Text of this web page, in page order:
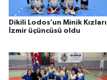
Dikili Lodos’un Minik Kızları
İzmir üçüncüsü oldu